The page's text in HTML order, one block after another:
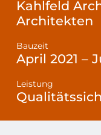
Kahlfeld
Architekten
Bauzeit
April 2021 –
Leistung